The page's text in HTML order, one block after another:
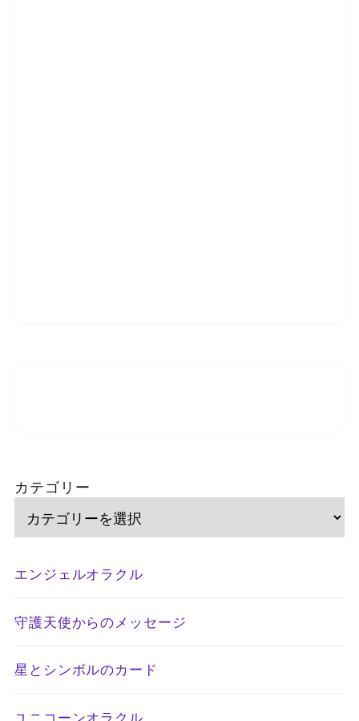
カテゴリー
エンジェルオラクル
守護天使からのメッセージ
星とシンボルのカード
ユニコーンオラクル